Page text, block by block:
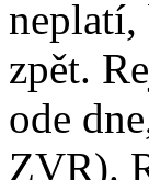
zpět.
ode
ZVR).